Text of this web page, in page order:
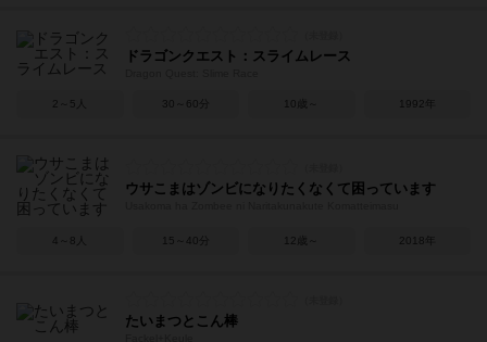
ドラゴンクエスト：スライムレース
2～5人 30～60分 10歳～ 1992年
ウサこまはゾンビになりたくなくて困っています
4～8人 15～40分 12歳～ 2018年
たいまつとこん棒